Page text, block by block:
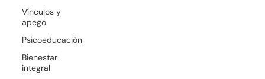
Vínculos y
apego
Psicoeducación
Bienestar
integral